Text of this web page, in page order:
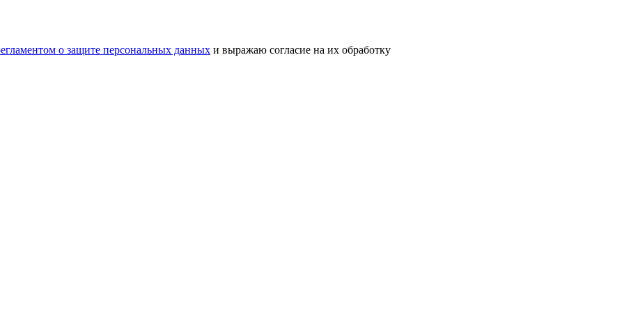
о защите персональных данных и выражаю согласие на их обработку